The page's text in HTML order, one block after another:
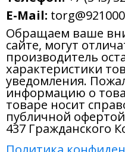
E-Mail:
Обращаем ваше
сайте, могут
производитель
характеристики
уведомления.
информацию о
товаре носит
публичной
437 Гражданского
Политика